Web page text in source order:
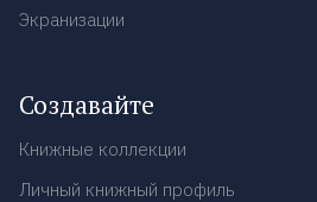
Экранизации
Создавайте
Книжные коллекции
Личный книжный профиль